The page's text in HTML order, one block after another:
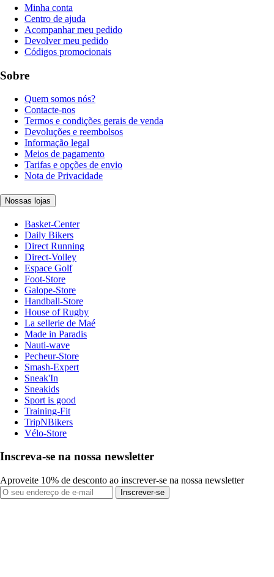
Minha conta
Centro de ajuda
Acompanhar meu pedido
Devolver meu pedido
Códigos promocionais
Sobre
Quem somos nós?
Contacte-nos
Termos e condições gerais de venda
Devoluções e reembolsos
Informação legal
Meios de pagamento
Tarifas e opções de envio
Nota de Privacidade
Nossas lojas
Basket-Center
Daily Bikers
Direct Running
Direct-Volley
Espace Golf
Foot-Store
Galope-Store
Handball-Store
House of Rugby
La sellerie de Maé
Made in Paradis
Nauti-wave
Pecheur-Store
Smash-Expert
Sneak'In
Sneakids
Sport is good
Training-Fit
TripNBikers
Vélo-Store
Inscreva-se na nossa newsletter
Aproveite 10% de desconto ao inscrever-se na nossa newsletter
Inscrever-se